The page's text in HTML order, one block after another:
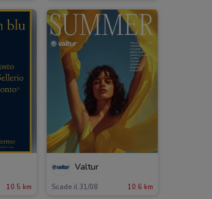
10.5 km
Valtur
Scade il 31/08 10.6 km